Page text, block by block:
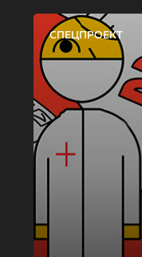
СПЕЦПРОЕКТ